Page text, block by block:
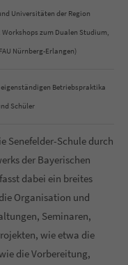
Universitäten der Region
Workshops zum Dualen Studium,
Nürnberg-Erlangen)
Betriebspraktika
Schüler
Senefelder-Schule durch
der Bayerischen
dabei ein breites
Organisation und
Seminaren,
wie etwa die
die Vorbereitung,